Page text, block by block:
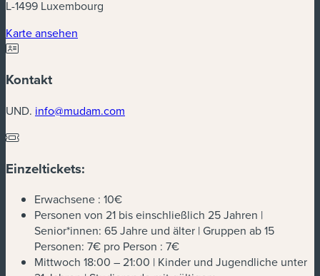
L-1499 Luxembourg
Karte ansehen
Kontakt
UND. info@mudam.com
Einzeltickets:
Erwachsene : 10€
Personen von 21 bis einschließlich 25 Jahren |
Senior*innen: 65 Jahre und älter | Gruppen ab 15
Personen: 7€ pro Person : 7€
Mittwoch 18:00 – 21:00 | Kinder und Jugendliche unter